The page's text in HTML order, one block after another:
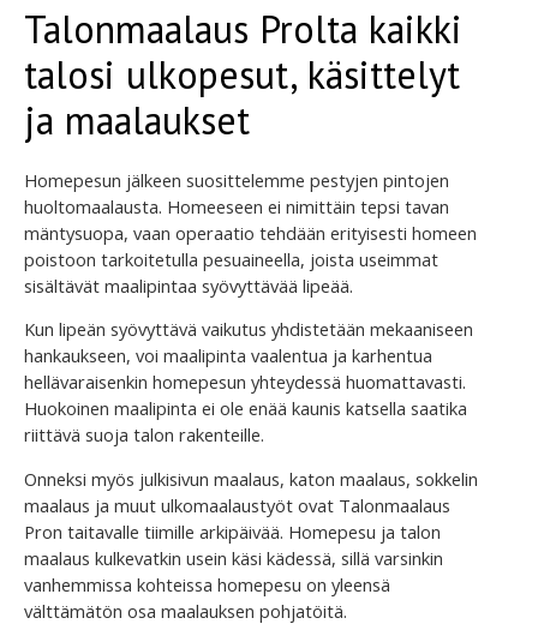
Talonmaalaus Prolta kaikki
talosi ulkopesut, käsittelyt
ja maalaukset
Homepesun jälkeen suosittelemme pestyjen pintojen
huoltomaalausta. Homeeseen ei nimittäin tepsi tavan
mäntysuopa, vaan operaatio tehdään erityisesti homeen
poistoon tarkoitetulla pesuaineella, joista useimmat
sisältävät maalipintaa syövyttävää lipeää.
Kun lipeän syövyttävä vaikutus yhdistetään mekaaniseen
hankaukseen, voi maalipinta vaalentua ja karhentua
hellävaraisenkin homepesun yhteydessä huomattavasti.
Huokoinen maalipinta ei ole enää kaunis katsella saatika
riittävä suoja talon rakenteille.
Onneksi myös julkisivun maalaus, katon maalaus, sokkelin
maalaus ja muut ulkomaalaustyöt ovat Talonmaalaus
Pron taitavalle tiimille arkipäivää. Homepesu ja talon
maalaus kulkevatkin usein käsi kädessä, sillä varsinkin
vanhemmissa kohteissa homepesu on yleensä
välttämätön osa maalauksen pohjatöitä.